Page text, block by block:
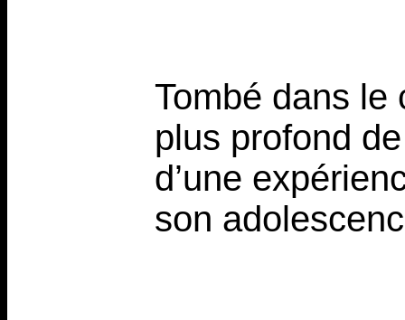
Tombé dans le
plus profond
d’une
son